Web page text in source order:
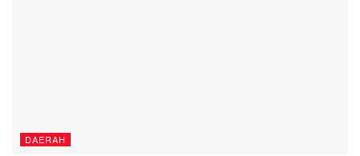
DAERAH